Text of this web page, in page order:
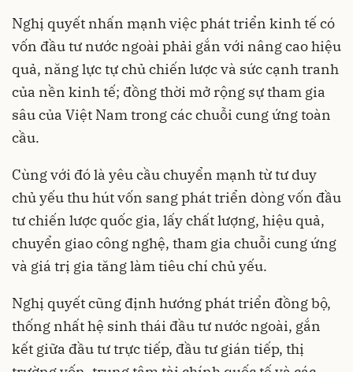
Nghị quyết nhấn mạnh việc phát triển kinh tế có
vốn đầu tư nước ngoài phải gắn với nâng cao hiệu
quả, năng lực tự chủ chiến lược và sức cạnh tranh
của nền kinh tế; đồng thời mở rộng sự tham gia
sâu của Việt Nam trong các chuỗi cung ứng toàn
cầu.
Cùng với đó là yêu cầu chuyển mạnh từ tư duy
chủ yếu thu hút vốn sang phát triển dòng vốn đầu
tư chiến lược quốc gia, lấy chất lượng, hiệu quả,
chuyển giao công nghệ, tham gia chuỗi cung ứng
và giá trị gia tăng làm tiêu chí chủ yếu.
Nghị quyết cũng định hướng phát triển đồng bộ,
thống nhất hệ sinh thái đầu tư nước ngoài, gắn
kết giữa đầu tư trực tiếp, đầu tư gián tiếp, thị